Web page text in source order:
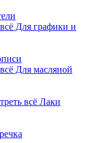
Для графики и
Для масляной
всё Лаки